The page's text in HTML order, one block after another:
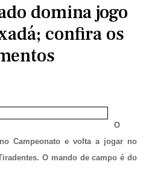
domina jogo
confira os
O
Campeonato e volta a jogar no
O mando de campo é do